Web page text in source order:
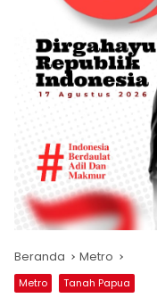
Beranda Metro
Metro Tanah Papua